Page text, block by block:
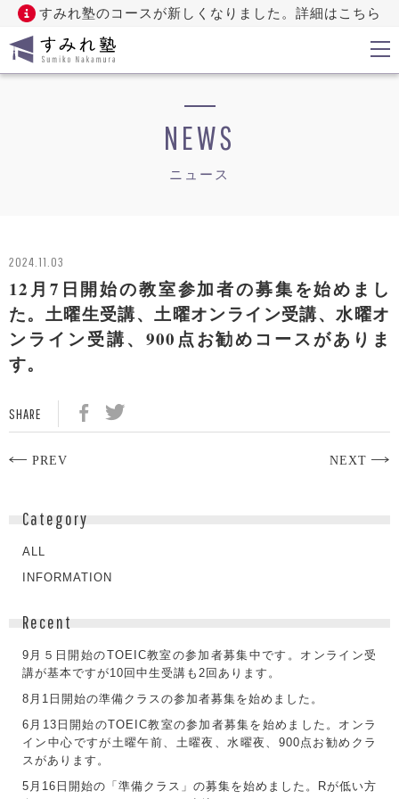
すみれ塾のコースが新しくなりました。詳細はこちら
NEWS
ニュース
2024.11.03
12月7日開始の教室参加者の募集を始めまし
た。土曜生受講、土曜オンライン受講、水曜オ
ンライン受講、900点お勧めコースがありま
す。
SHARE
PREV NEXT
Category
ALL
INFORMATION
Recent
9月５日開始のTOEIC教室の参加者募集中です。オンライン受
講が基本ですが10回中生受講も2回あります。
8月1日開始の準備クラスの参加者募集を始めました。
6月13日開始のTOEIC教室の参加者募集を始めました。オンラ
イン中心ですが土曜午前、土曜夜、水曜夜、900点お勧めクラ
スがあります。
5月16日開始の「準備クラス」の募集を始めました。Rが低い方